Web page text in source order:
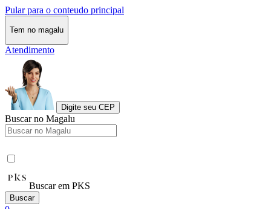
Pular para o conteudo principal
Tem no magalu
Atendimento
Digite seu CEP
Buscar no Magalu
Buscar em PKS
Buscar